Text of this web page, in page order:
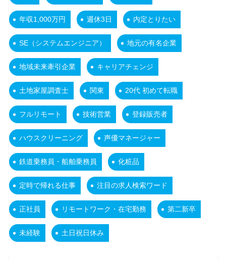
年収1,000万円 週休3日 内定とりたい
SE（システムエンジニア） 地元の有名企業
地域未来牽引企業 キャリアチェンジ
土地家屋調査士 関東 20代 初めて転職
フルリモート 技術営業 登録販売者
ハウスクリーニング 声優マネージャー
鉄道乗務員・船舶乗務員 化粧品
定時で帰れる仕事 注目の求人検索ワード
正社員 リモートワーク・在宅勤務 第二新卒
未経験 土日祝日休み